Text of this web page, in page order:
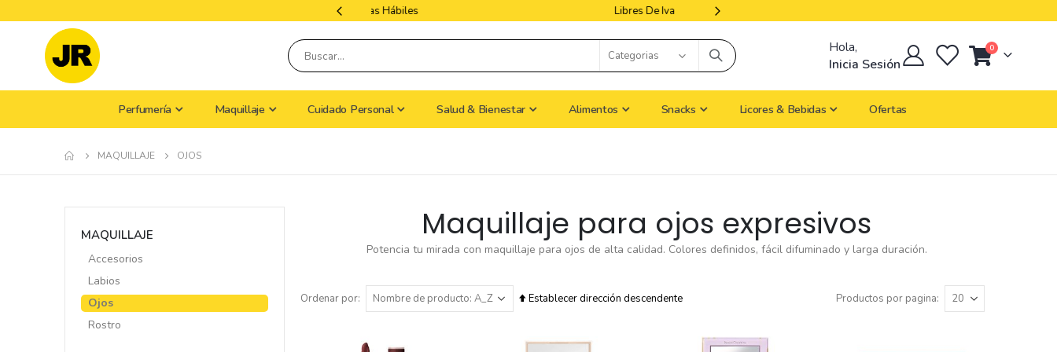
Hola,
Inicia Sesión
Cart
0artículos
Perfumería Maquillaje Cuidado Personal Salud & Bienestar Alimentos Snacks Licores & Bebidas Ofertas
MAQUILLAJE OJOS
Maquillaje para ojos expresivos
Potencia tu mirada con maquillaje para ojos de alta calidad. Colores definidos, fácil difuminado y larga duración.
Ordenar por Establecer dirección descendente Productos por pagina
MAQUILLAJE
Accesorios
Labios
Ojos
Rostro